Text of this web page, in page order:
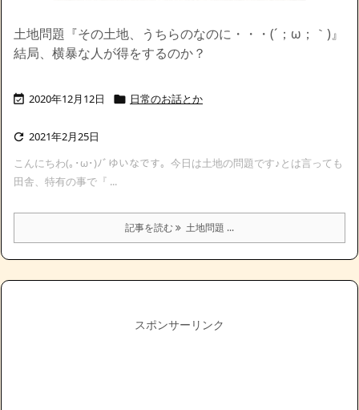
土地問題『その土地、うちらのなのに・・・(´；ω；｀)』
結局、横暴な人が得をするのか？
 2020年12月12日  日常のお話とか
 2021年2月25日
こんにちわ(｡･ω･)ﾉﾞゆいなです。今日は土地の問題です♪とは言っても
田舎、特有の事で『 ...
記事を読む 土地問題 ...
スポンサーリンク